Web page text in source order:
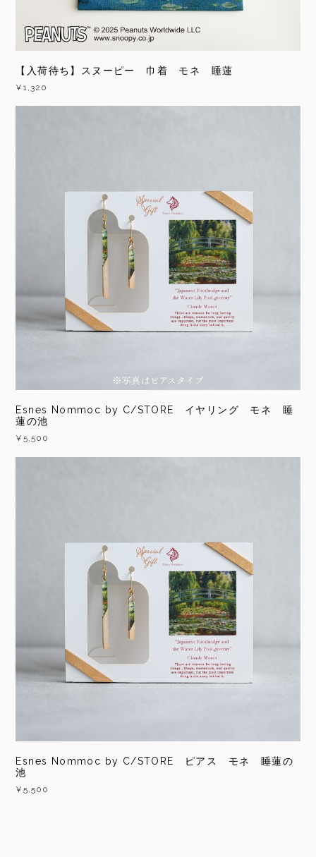
【入荷待ち】スヌーピー 巾着 モネ 睡蓮
¥1,320
Esnes Nommoc by C/STORE イヤリング モネ 睡
蓮の池
¥5,500
Esnes Nommoc by C/STORE ピアス モネ 睡蓮の
池
¥5,500